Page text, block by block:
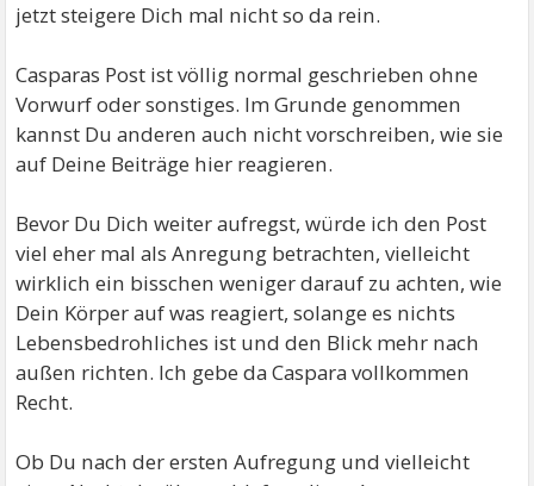
jetzt steigere Dich mal nicht so da rein.
Casparas Post ist völlig normal geschrieben ohne
Vorwurf oder sonstiges. Im Grunde genommen
kannst Du anderen auch nicht vorschreiben, wie sie
auf Deine Beiträge hier reagieren.
Bevor Du Dich weiter aufregst, würde ich den Post
viel eher mal als Anregung betrachten, vielleicht
wirklich ein bisschen weniger darauf zu achten, wie
Dein Körper auf was reagiert, solange es nichts
Lebensbedrohliches ist und den Blick mehr nach
außen richten. Ich gebe da Caspara vollkommen
Recht.
Ob Du nach der ersten Aufregung und vielleicht